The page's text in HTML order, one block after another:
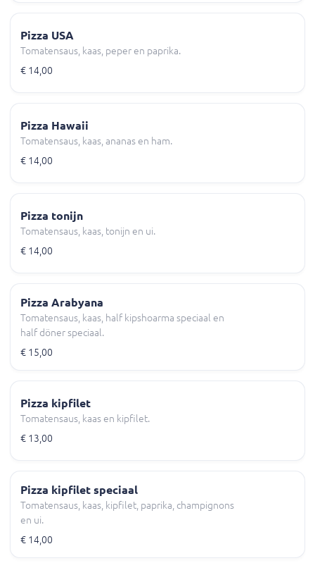
Pizza USA
Tomatensaus, kaas, peper en paprika.
€ 14,00
Pizza Hawaii
Tomatensaus, kaas, ananas en ham.
€ 14,00
Pizza tonijn
Tomatensaus, kaas, tonijn en ui.
€ 14,00
Pizza Arabyana
Tomatensaus, kaas, half kipshoarma speciaal en
half döner speciaal.
€ 15,00
Pizza kipfilet
Tomatensaus, kaas en kipfilet.
€ 13,00
Pizza kipfilet speciaal
Tomatensaus, kaas, kipfilet, paprika, champignons
en ui.
€ 14,00